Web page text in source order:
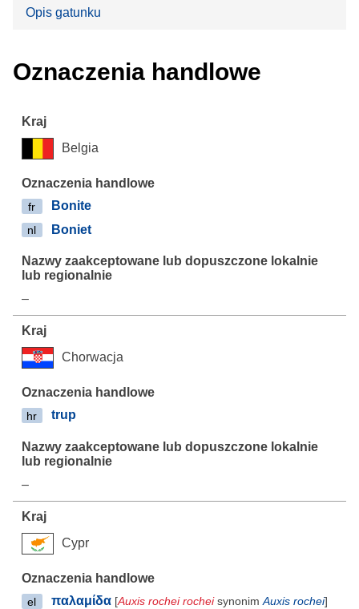
Opis gatunku
Oznaczenia handlowe
Belgia
fr Bonite
nl Boniet
–
Chorwacja
hr trup
–
Cypr
el παλαμίδα[Auxis rochei rocheisynonimAuxis rochei]